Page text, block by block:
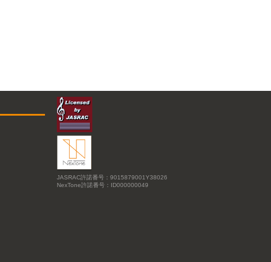
JASRAC許諾番号：9015879001Y38026
NexTone許諾番号：ID000000049